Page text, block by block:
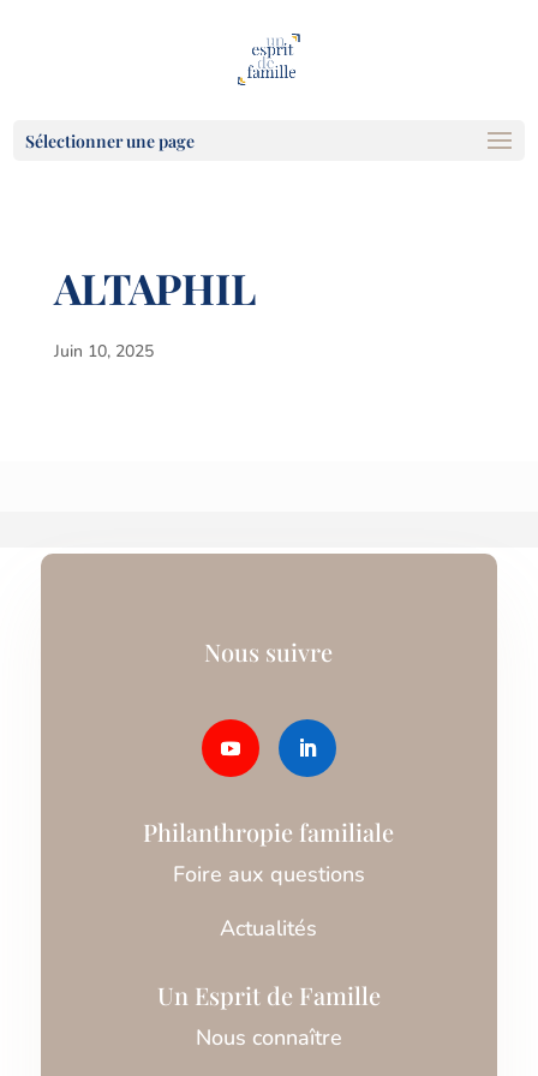
Sélectionner une page
ALTAPHIL
Juin 10, 2025
Nous suivre
Philanthropie familiale
Foire aux questions
Actualités
Un Esprit de Famille
Nous connaître